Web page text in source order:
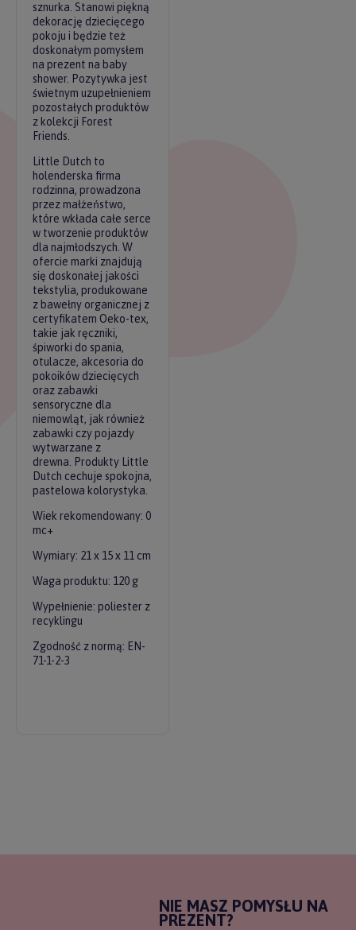
sznurka. Stanowi piękną
dekorację dziecięcego
pokoju i będzie też
doskonałym pomysłem
na prezent na baby
shower. Pozytywka jest
świetnym uzupełnieniem
pozostałych produktów
z kolekcji Forest
Friends.
Little Dutch to
holenderska firma
rodzinna, prowadzona
przez małżeństwo,
które wkłada całe serce
w tworzenie produktów
dla najmłodszych. W
ofercie marki znajdują
się doskonałej jakości
tekstylia, produkowane
z bawełny organicznej z
certyfikatem Oeko-tex,
takie jak ręczniki,
śpiworki do spania,
otulacze, akcesoria do
pokoików dziecięcych
oraz zabawki
sensoryczne dla
niemowląt, jak również
zabawki czy pojazdy
wytwarzane z
drewna. Produkty Little
Dutch cechuje spokojna,
pastelowa kolorystyka.
Wiek rekomendowany: 0
mc+
Wymiary: 21 x 15 x 11 cm
Waga produktu: 120 g
Wypełnienie: poliester z
recyklingu
Zgodność z normą: EN-
71-1-2-3
NIE MASZ POMYSŁU NA
PREZENT?